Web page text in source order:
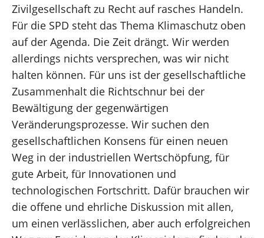
Zivilgesellschaft zu Recht auf rasches Handeln.
Für die SPD steht das Thema Klimaschutz oben
auf der Agenda. Die Zeit drängt. Wir werden
allerdings nichts versprechen, was wir nicht
halten können. Für uns ist der gesellschaftliche
Zusammenhalt die Richtschnur bei der
Bewältigung der gegenwärtigen
Veränderungsprozesse. Wir suchen den
gesellschaftlichen Konsens für einen neuen
Weg in der industriellen Wertschöpfung, für
gute Arbeit, für Innovationen und
technologischen Fortschritt. Dafür brauchen wir
die offene und ehrliche Diskussion mit allen,
um einen verlässlichen, aber auch erfolgreichen